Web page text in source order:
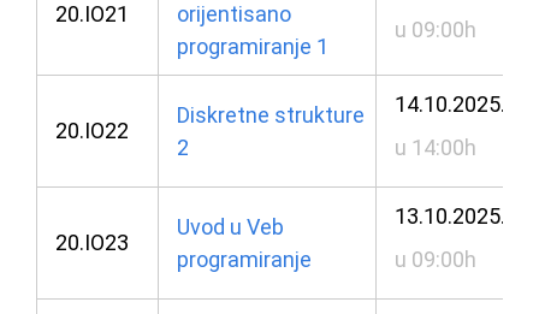
20.IO21
orijentisano
programiranje 1
u 09:00h
20.IO22
Diskretne strukture
2
14.10.2025.
u 14:00h
20.IO23
Uvod u Veb
programiranje
13.10.2025.
u 09:00h